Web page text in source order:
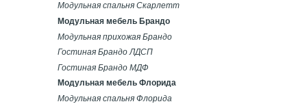
Модульная спальня Скарлетт
Модульная мебель Брандо
Модульная прихожая Брандо
Гостиная Брандо ЛДСП
Гостиная Брандо МДФ
Модульная мебель Флорида
Модульная спальня Флорида